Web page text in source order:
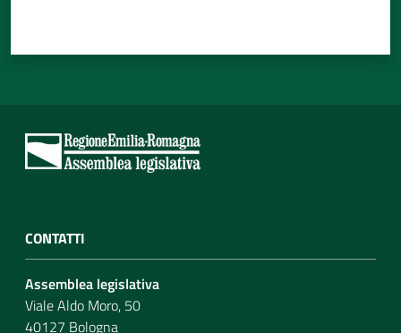
CONTATTI
Assemblea legislativa
Viale Aldo Moro, 50
40127 Bologna